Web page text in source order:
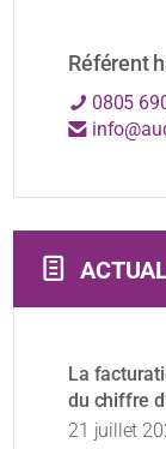
Référent
0805
La
du chiffre
21 juillet